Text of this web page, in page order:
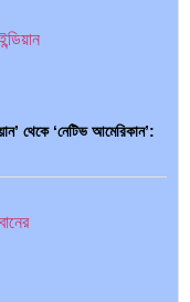
থেকে ‘নেটিভ আমেরিকান’: